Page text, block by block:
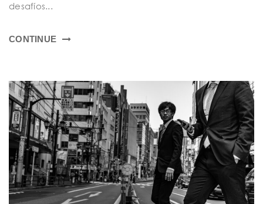
desafíos...
CONTINUE